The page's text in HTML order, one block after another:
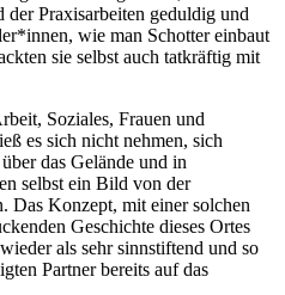
der Praxisarbeiten geduldig und
wie man Schotter einbaut
sie selbst auch tatkräftig mit
Soziales, Frauen und
es sich nicht nehmen, sich
das Gelände und in
selbst ein Bild von der
Das Konzept, mit einer solchen
Geschichte dieses Ortes
als sehr sinnstiftend und so
Partner bereits auf das